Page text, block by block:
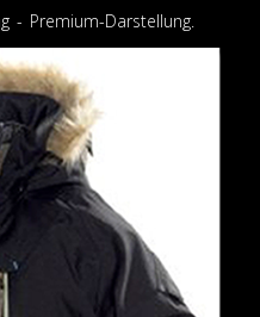
- Premium-Darstellung.